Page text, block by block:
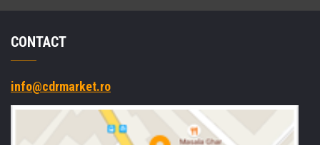
CONTACT
info@cdrmarket.ro